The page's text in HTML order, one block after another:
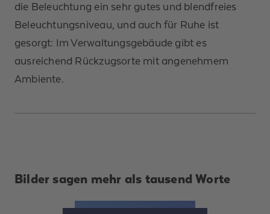
die Beleuchtung ein sehr gutes und blendfreies
Beleuchtungsniveau, und auch für Ruhe ist
gesorgt: Im Verwaltungsgebäude gibt es
ausreichend Rückzugsorte mit angenehmem
Ambiente.
Bilder sagen mehr als tausend Worte